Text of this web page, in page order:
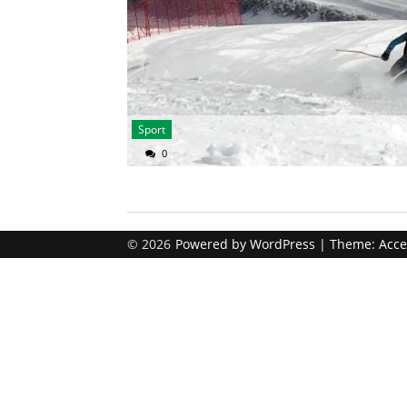
Sport
0
© 2026 Powered by WordPress | Theme: